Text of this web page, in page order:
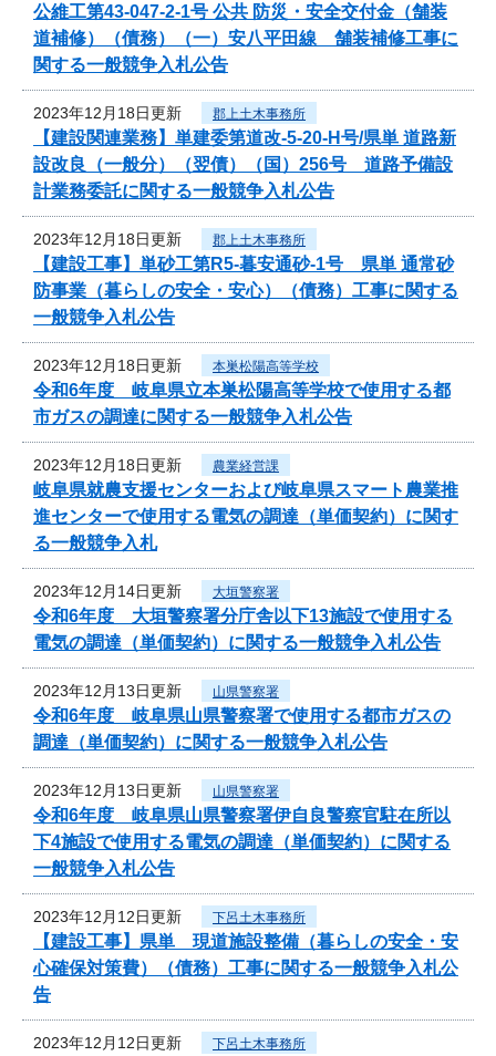
公維工第43-047-2-1号 公共 防災・安全交付金（舗装
道補修）（債務）（一）安八平田線 舗装補修工事に
関する一般競争入札公告
2023年12月18日更新 郡上土木事務所
【建設関連業務】単建委第道改-5-20-H号/県単 道路新
設改良（一般分）（翌債）（国）256号 道路予備設
計業務委託に関する一般競争入札公告
2023年12月18日更新 郡上土木事務所
【建設工事】単砂工第R5-暮安通砂-1号 県単 通常砂
防事業（暮らしの安全・安心）（債務）工事に関する
一般競争入札公告
2023年12月18日更新 本巣松陽高等学校
令和6年度 岐阜県立本巣松陽高等学校で使用する都
市ガスの調達に関する一般競争入札公告
2023年12月18日更新 農業経営課
岐阜県就農支援センターおよび岐阜県スマート農業推
進センターで使用する電気の調達（単価契約）に関す
る一般競争入札
2023年12月14日更新 大垣警察署
令和6年度 大垣警察署分庁舎以下13施設で使用する
電気の調達（単価契約）に関する一般競争入札公告
2023年12月13日更新 山県警察署
令和6年度 岐阜県山県警察署で使用する都市ガスの
調達（単価契約）に関する一般競争入札公告
2023年12月13日更新 山県警察署
令和6年度 岐阜県山県警察署伊自良警察官駐在所以
下4施設で使用する電気の調達（単価契約）に関する
一般競争入札公告
2023年12月12日更新 下呂土木事務所
【建設工事】県単 現道施設整備（暮らしの安全・安
心確保対策費）（債務）工事に関する一般競争入札公
告
2023年12月12日更新 下呂土木事務所